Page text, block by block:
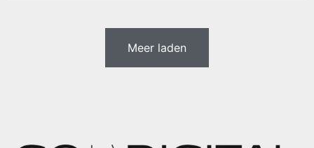
Meer laden